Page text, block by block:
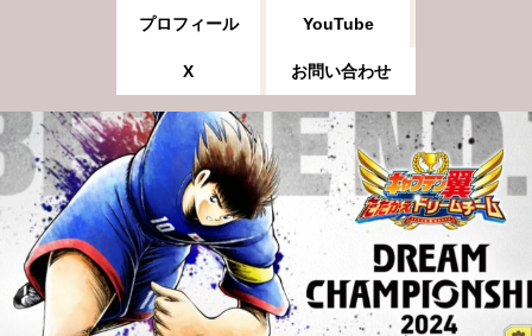
プロフィール YouTube
X お問い合わせ